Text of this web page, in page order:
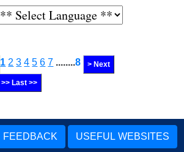
1 2 3 4 5 6 7 ........8 > Next
>> Last >>
FEEDBACK USEFUL WEBSITES